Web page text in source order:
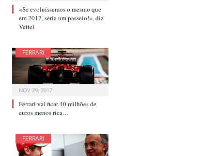
«Se evoluíssemos o mesmo que
em 2017, seria um passeio!», diz
Vettel
FERRARI
NOV 29, 2017
Ferrari vai ficar 40 milhões de
euros menos rica…
FERRARI